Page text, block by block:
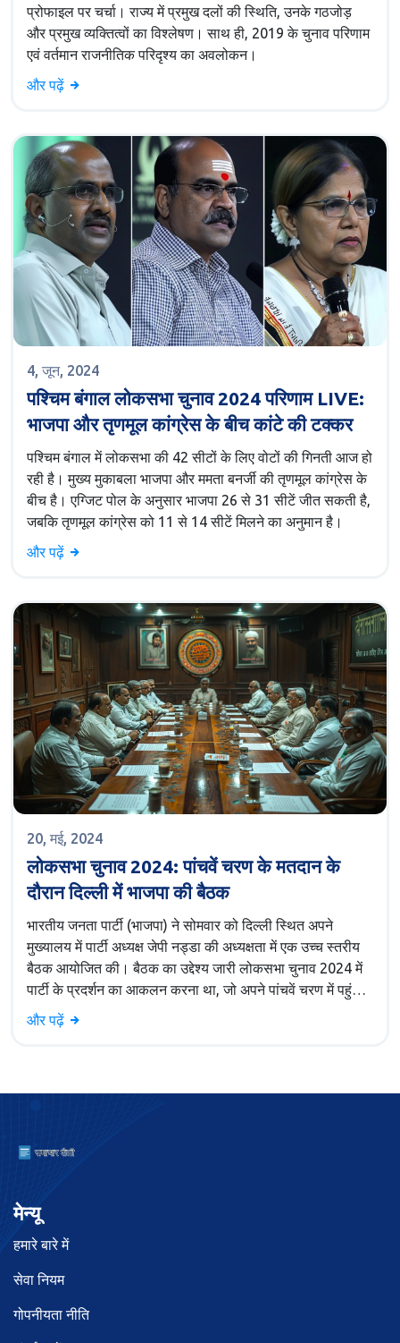
प्रोफाइल पर चर्चा। राज्य में प्रमुख दलों की स्थिति, उनके गठजोड़
और प्रमुख व्यक्तित्वों का विश्लेषण। साथ ही, 2019 के चुनाव परिणाम
एवं वर्तमान राजनीतिक परिदृश्य का अवलोकन।
और पढ़ें
4, जून, 2024
पश्चिम बंगाल लोकसभा चुनाव 2024 परिणाम LIVE:
भाजपा और तृणमूल कांग्रेस के बीच कांटे की टक्कर
पश्चिम बंगाल में लोकसभा की 42 सीटों के लिए वोटों की गिनती आज हो
रही है। मुख्य मुकाबला भाजपा और ममता बनर्जी की तृणमूल कांग्रेस के
बीच है। एग्जिट पोल के अनुसार भाजपा 26 से 31 सीटें जीत सकती है,
जबकि तृणमूल कांग्रेस को 11 से 14 सीटें मिलने का अनुमान है।
और पढ़ें
20, मई, 2024
लोकसभा चुनाव 2024: पांचवें चरण के मतदान के
दौरान दिल्ली में भाजपा की बैठक
भारतीय जनता पार्टी (भाजपा) ने सोमवार को दिल्ली स्थित अपने
मुख्यालय में पार्टी अध्यक्ष जेपी नड्डा की अध्यक्षता में एक उच्च स्तरीय
बैठक आयोजित की। बैठक का उद्देश्य जारी लोकसभा चुनाव 2024 में
पार्टी के प्रदर्शन का आकलन करना था, जो अपने पांचवें चरण में पहुंच
चुका है।
और पढ़ें
मेन्यू
हमारे बारे में
सेवा नियम
गोपनीयता नीति